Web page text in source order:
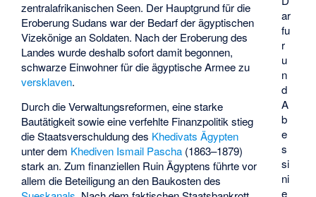
ar
fu
r
u
n
d
A
b
e
s
si
ni
e
zentralafrikanischen Seen. Der Hauptgrund für die
Eroberung Sudans war der Bedarf der ägyptischen
Vizekönige an Soldaten. Nach der Eroberung des
Landes wurde deshalb sofort damit begonnen,
schwarze Einwohner für die ägyptische Armee zu
versklaven.
Durch die Verwaltungsreformen, eine starke
Bautätigkeit sowie eine verfehlte Finanzpolitik stieg
die Staatsverschuldung des Khedivats Ägypten
unter dem Khediven Ismail Pascha (1863–1879)
stark an. Zum finanziellen Ruin Ägyptens führte vor
allem die Beteiligung an den Baukosten des